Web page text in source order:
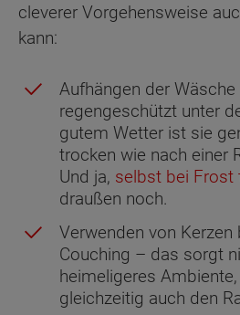
cleverer Vorgehensweise
kann:
Aufhängen der
regengeschützt unter
gutem Wetter ist sie
trocken wie nach einer
Und ja, selbst bei Frost
draußen noch.
Verwenden von
Couching – das sorgt
heimeligeres
gleichzeitig auch den